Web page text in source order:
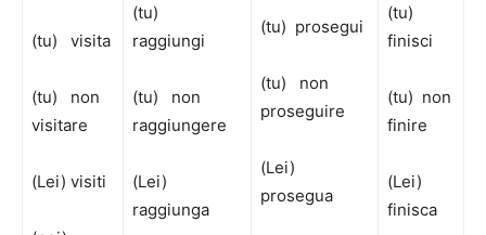
(tu) visita
(tu) non
visitare
(Lei) visiti
(tu)
raggiungi
(tu) non
raggiungere
(Lei)
raggiunga
(tu) prosegui
(tu) non
proseguire
(Lei)
prosegua
(tu)
finisci
(tu) non
finire
(Lei)
finisca